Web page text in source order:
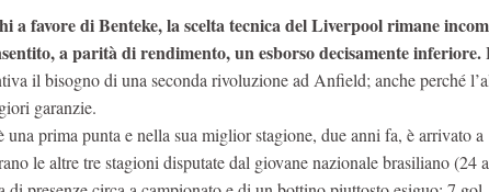
a favore di Benteke, la scelta tecnica del Liverpool rimane
a parità di rendimento, un esborso decisamente inferiore.
il bisogno di una seconda rivoluzione ad Anfield; anche perché
garanzie.
una prima punta e nella sua miglior stagione, due anni fa, è arrivato
le altre tre stagioni disputate dal giovane nazionale brasiliano